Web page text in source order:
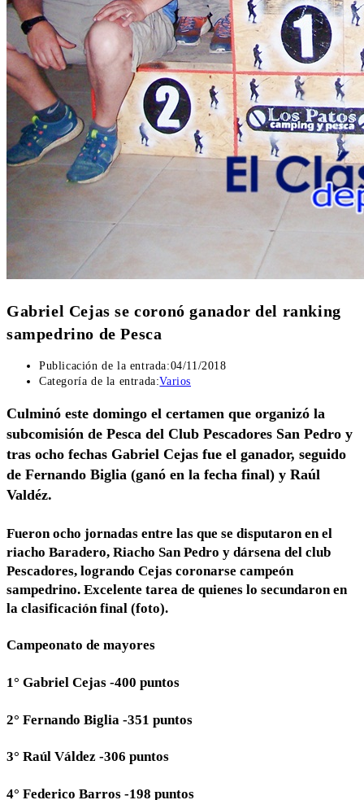
Gabriel Cejas se coronó ganador del ranking
sampedrino de Pesca
Publicación de la entrada:04/11/2018
Categoría de la entrada:Varios
Culminó este domingo el certamen que organizó la
subcomisión de Pesca del Club Pescadores San Pedro y
tras ocho fechas Gabriel Cejas fue el ganador, seguido
de Fernando Biglia (ganó en la fecha final) y Raúl
Valdéz.
Fueron ocho jornadas entre las que se disputaron en el
riacho Baradero, Riacho San Pedro y dársena del club
Pescadores, logrando Cejas coronarse campeón
sampedrino. Excelente tarea de quienes lo secundaron en
la clasificación final (foto).
Campeonato de mayores
1° Gabriel Cejas -400 puntos
2° Fernando Biglia -351 puntos
3° Raúl Váldez -306 puntos
4° Federico Barros -198 puntos